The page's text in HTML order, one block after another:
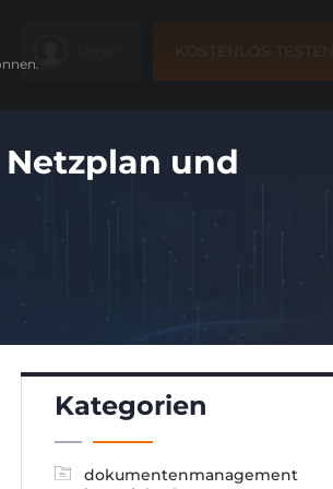
KOSTENLOS TESTEN
und
Kategorien
dokumentenmanagement